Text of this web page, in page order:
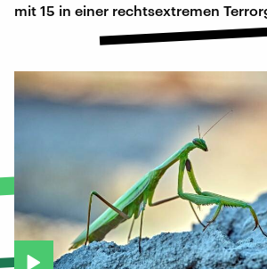
mit 15 in einer rechtsextremen